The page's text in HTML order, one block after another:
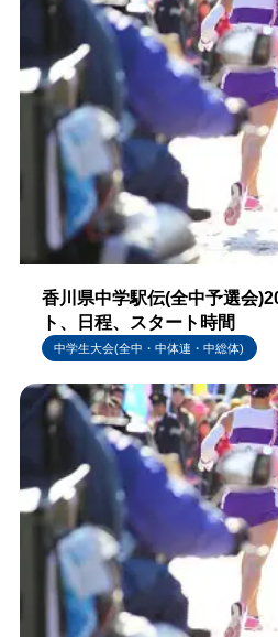
香川県中学駅伝(全中予選会
ト、日程、スタート時間
中学生大会(全中・中体連・中総体)